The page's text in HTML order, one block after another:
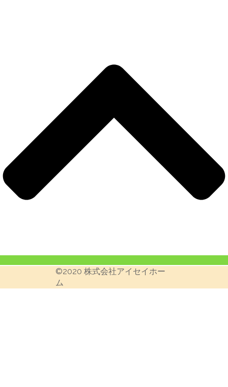
©︎2020 株式会社アイセイホー
ム